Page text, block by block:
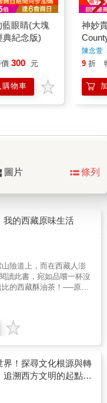
眼睛(大塊
典紀念版)
300 元
購物車
神妙
陳念萱
9 折
圖片 條列
我的西藏原味生活
險道上，而在西藏人澎
讀此書，宛如品嚐一杯沒
的西藏酥油茶！──原人
生，跟西藏有了如此深
的牽引，縮短了雲林斗六
公里的距離？‧是什麼樣的
？&這個從小習慣了現代
路的大男生，來到猶如
沒有電、得燒炭才能煮
調適？他的鬼靈精怪，
界！探尋文化根源與轉
溯西方文明的起點，
的旅程